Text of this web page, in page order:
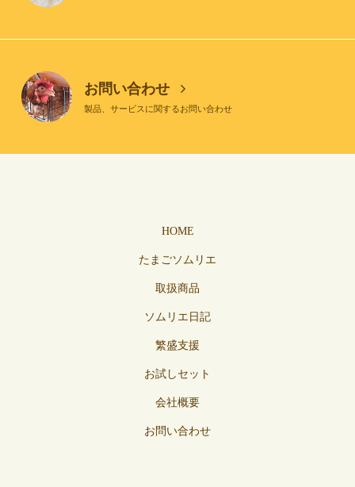
お問い合わせ
製品、サービスに関するお問い合わせ
HOME
たまごソムリエ
取扱商品
ソムリエ日記
繁盛支援
お試しセット
会社概要
お問い合わせ